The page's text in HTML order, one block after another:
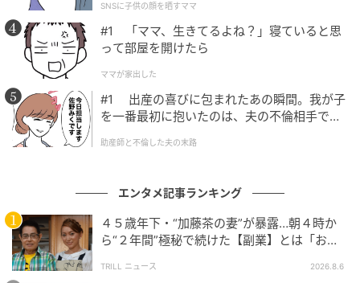
SNSに子供の顔を晒すママ
#1 「ママ、生きてるよね？」寝ていると思
って部屋を開けたら
ママが家出した
#1 出産の喜びに包まれたあの瞬間。我が子
を一番最初に抱いたのは、夫の不倫相手でし
助産師と不倫した夫の末路
エンタメ記事ランキング
４５歳年下・“加藤茶の妻”が暴露…朝４時か
ら“２年間”極秘で続けた【副業】とは「お金
TRILL ニュース 2026.8.6